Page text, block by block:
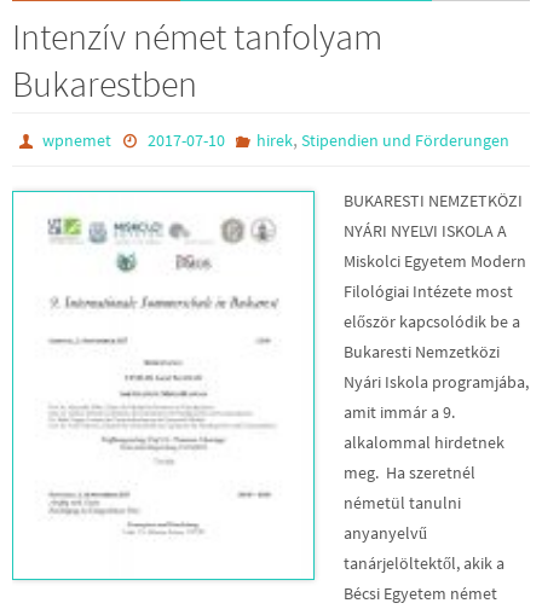
Intenzív német tanfolyam
Bukarestben
wpnemet 2017-07-10 hirek, Stipendien und Förderungen
BUKARESTI NEMZETKÖZI
NYÁRI NYELVI ISKOLA A
Miskolci Egyetem Modern
Filológiai Intézete most
először kapcsolódik be a
Bukaresti Nemzetközi
Nyári Iskola programjába,
amit immár a 9.
alkalommal hirdetnek
meg. Ha szeretnél
németül tanulni
anyanyelvű
tanárjelöltektől, akik a
Bécsi Egyetem német